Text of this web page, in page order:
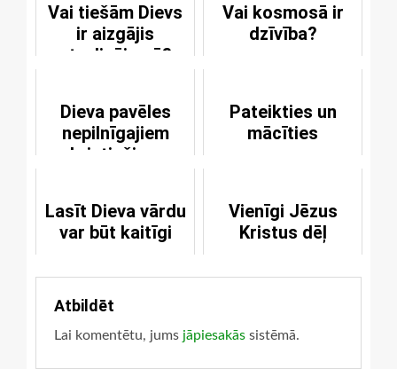
Vai tiešām Dievs
ir aizgājis
atvaļinājumā?
Vai kosmosā ir
dzīvība?
Dieva pavēles
nepilnīgajiem
kristiešiem
Pateikties un
mācīties
Lasīt Dieva vārdu
var būt kaitīgi
Vienīgi Jēzus
Kristus dēļ
Atbildēt
Lai komentētu, jums jāpiesakās sistēmā.